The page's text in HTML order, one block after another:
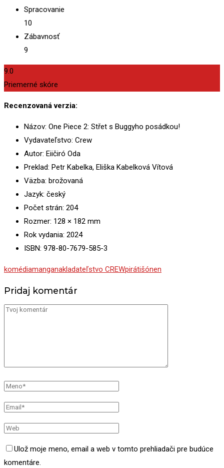
Spracovanie
10
Zábavnosť
9
9.0
Priemerné skóre
Recenzovaná verzia:
Názov: One Piece 2: Střet s Buggyho posádkou!
Vydavateľstvo: Crew
Autor: Eiičiró Oda
Preklad: Petr Kabelka, Eliška Kabelková Vítová
Väzba: brožovaná
Jazyk: český
Počet strán: 204
Rozmer: 128 × 182 mm
Rok vydania: 2024
ISBN: 978-80-7679-585-3
komédiamanganakladateľstvo CREWpirátišónen
Pridaj komentár
Ulož moje meno, email a web v tomto prehliadači pre budúce
komentáre.